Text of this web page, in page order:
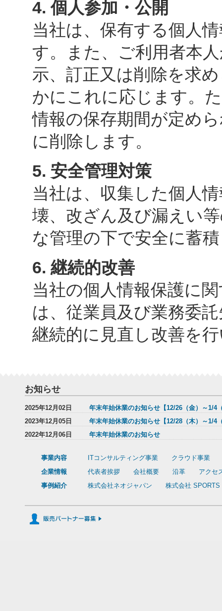
4. 個人参加・公開
当社は、保有する個人
す。また、ご利用者本
示、訂正又は削除を求
かにこれに応じます。
情報の保存期間が定め
に削除します。
5. 安全管理対策
当社は、収集した個人
壊、改ざん及び漏えい
な管理の下で安全に蓄
6. 継続的改善
当社の個人情報保護に
は、従業員及び業務委
継続的に見直し改善を
お知らせ
2025年12月02日
年末年始休業のお知らせ【12/26（金）～1/4
2023年12月05日
年末年始休業のお知らせ【12/28（木）～1/4
2022年12月06日
年末年始休業のお知らせ
事業内容 ITコンサルティング事業
クラウド事業
企業情報
代表者挨拶 会社概要 沿革
アクセ
事例紹介
株式会社ネオジャパン 株式会社 SPORTS